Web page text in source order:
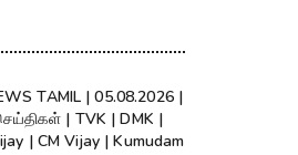
TAMIL | 05.08.2026 |
| TVK | DMK |
| CM Vijay | Kumudam